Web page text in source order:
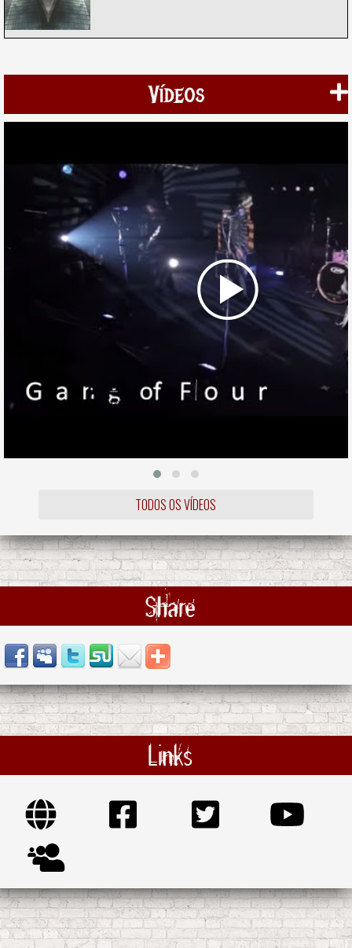
Vídeos
TODOS OS VÍDEOS
Share
Links